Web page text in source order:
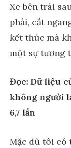
Xe bên trái
phải, cắt
kết thúc mà
một sự tương
Đọc: Dữ liệu
không người
6,7 lần
Mặc dù tôi có